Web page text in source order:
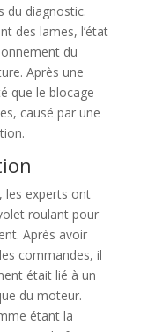
du diagnostic.
des lames, l’état
du
Après une
que le blocage
causé par une
les experts ont
roulant pour
Après avoir
commandes, il
était lié à un
du moteur.
étant la